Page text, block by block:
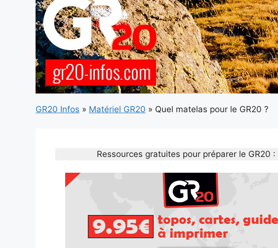
GR20 Infos » Matériel GR20 » Quel matelas pour le GR20 ?
Ressources gratuites pour préparer le GR20 :